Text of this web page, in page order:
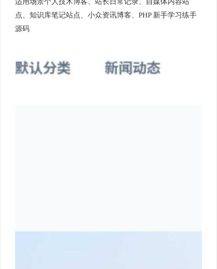
点、知识库笔记站点、小众资讯博客、PHP 新手学习练手
源码